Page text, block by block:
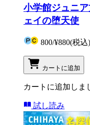
小学館ジュニ
ェイの堕天使
800/¥880(税込)
カートに追加
カートに追加しま
試し読み